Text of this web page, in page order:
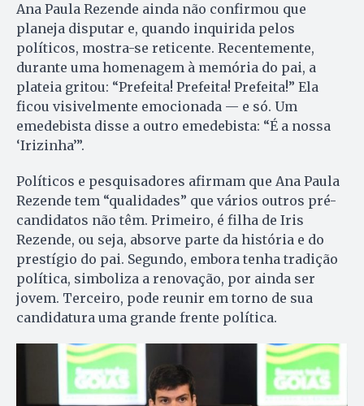
Ana Paula Rezende ainda não confirmou que
planeja disputar e, quando inquirida pelos
políticos, mostra-se reticente. Recentemente,
durante uma homenagem à memória do pai, a
plateia gritou: “Prefeita! Prefeita! Prefeita!” Ela
ficou visivelmente emocionada — e só. Um
emedebista disse a outro emedebista: “É a nossa
‘Irizinha’”.
Políticos e pesquisadores afirmam que Ana Paula
Rezende tem “qualidades” que vários outros pré-
candidatos não têm. Primeiro, é filha de Iris
Rezende, ou seja, absorve parte da história e do
prestígio do pai. Segundo, embora tenha tradição
política, simboliza a renovação, por ainda ser
jovem. Terceiro, pode reunir em torno de sua
candidatura uma grande frente política.